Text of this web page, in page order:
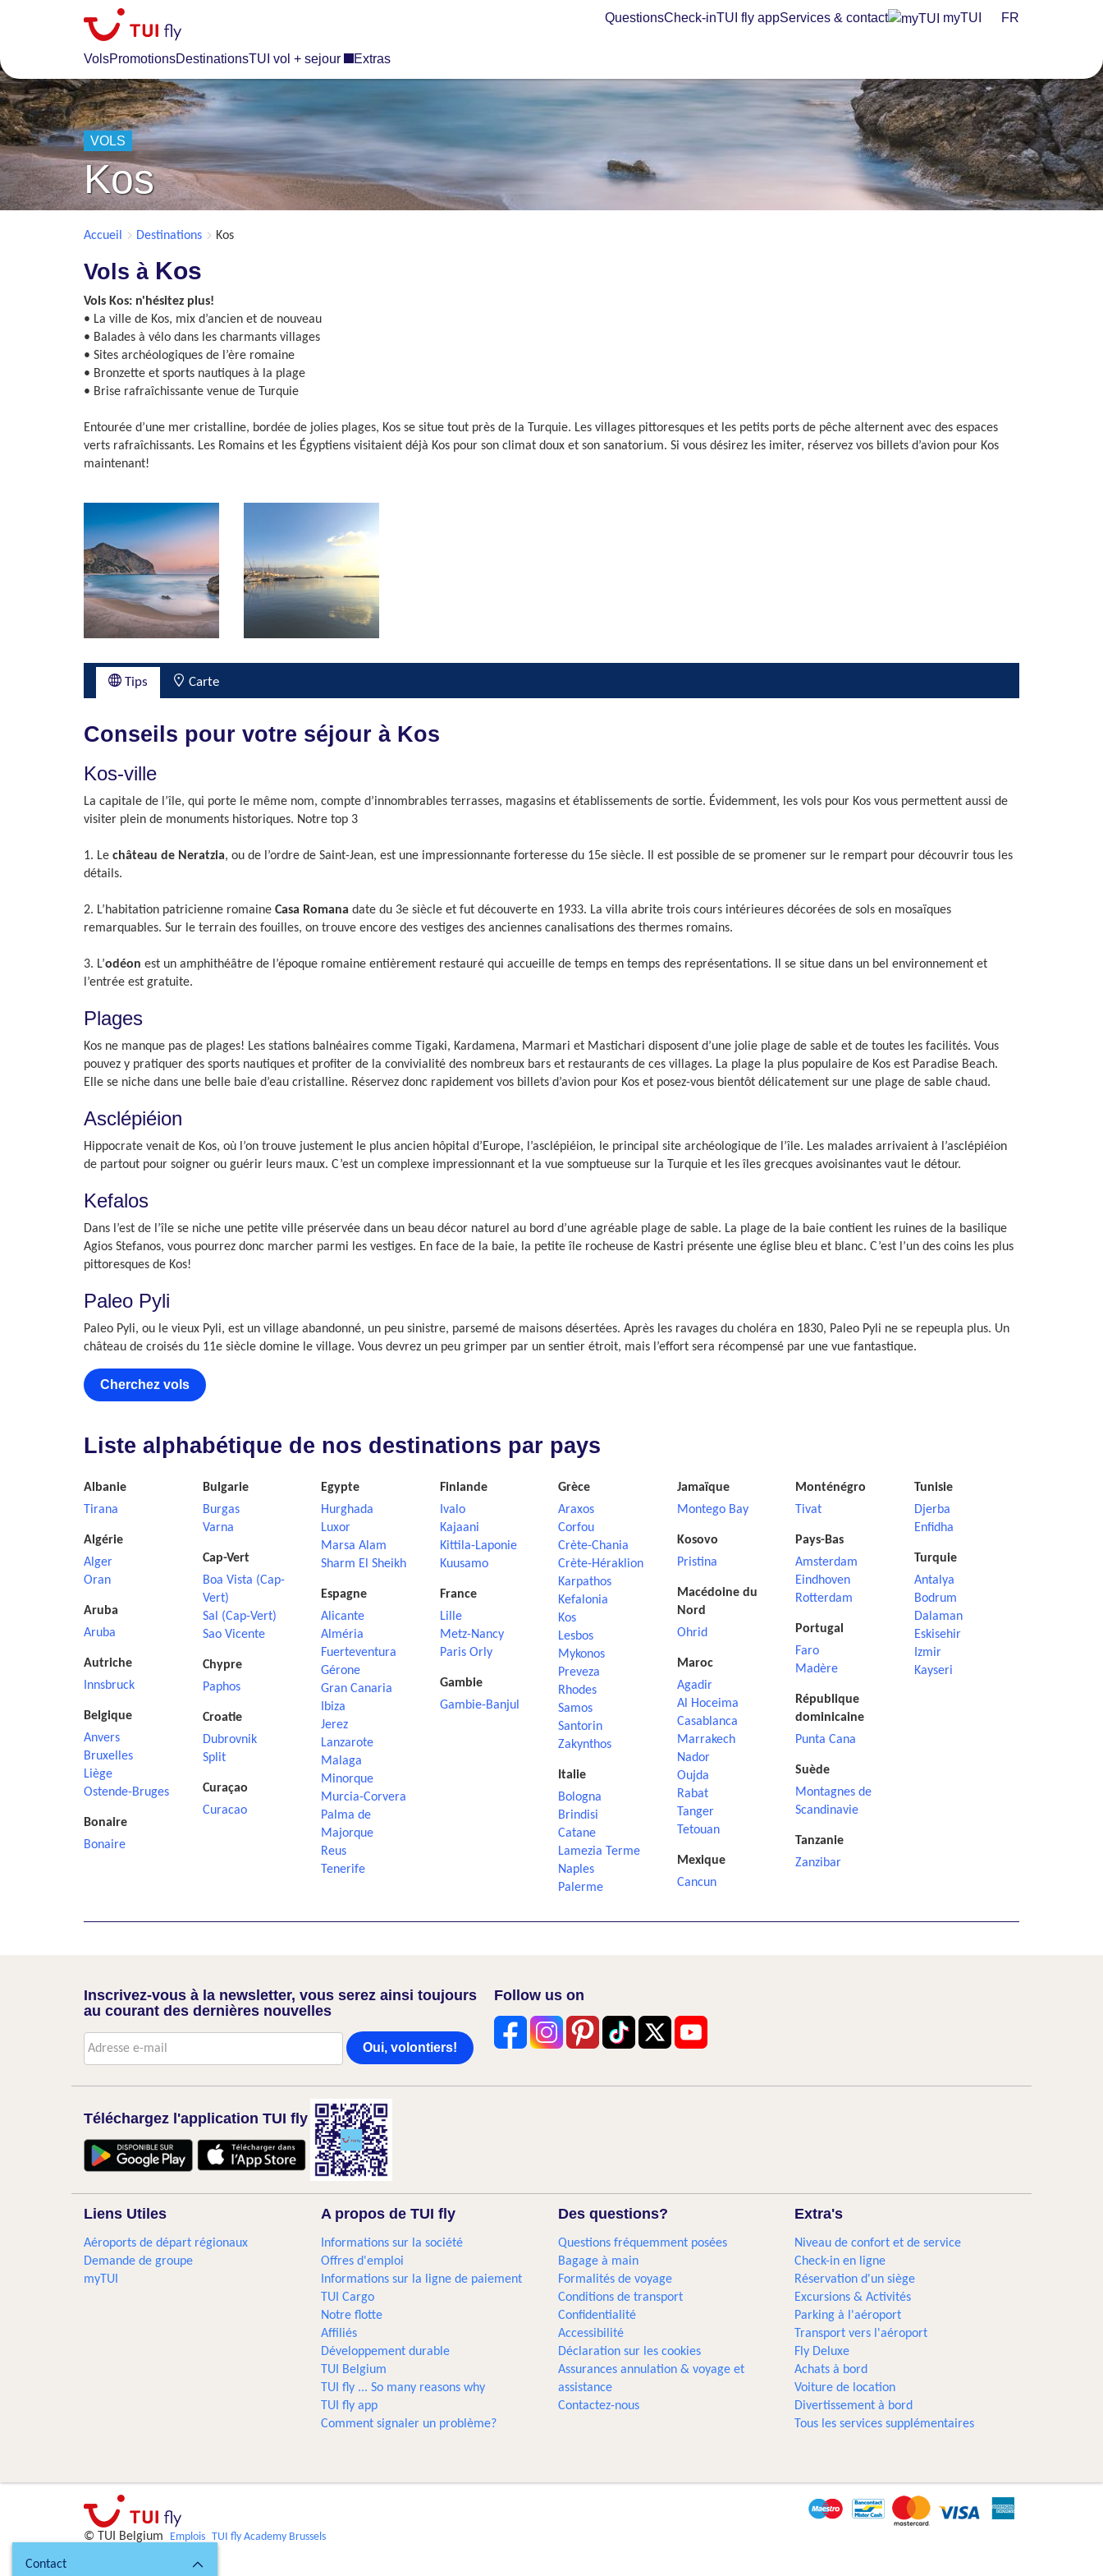
content
VolsPromotionsDestinationsTUI vol + sejour Extras
QuestionsCheck-inTUI fly appServices & contact myTUI FR
VOLS
Kos
Accueil Destinations Kos
Vols à Kos
Vols Kos: n'hésitez plus!
• La ville de Kos, mix d’ancien et de nouveau
• Balades à vélo dans les charmants villages
• Sites archéologiques de l’ère romaine
• Bronzette et sports nautiques à la plage
• Brise rafraîchissante venue de Turquie
Entourée d’une mer cristalline, bordée de jolies plages, Kos se situe tout près de la Turquie. Les villages pittoresques et les petits ports de pêche alternent avec des espaces
verts rafraîchissants. Les Romains et les Égyptiens visitaient déjà Kos pour son climat doux et son sanatorium. Si vous désirez les imiter, réservez vos billets d’avion pour Kos
maintenant!
Tips Carte
Conseils pour votre séjour à Kos
Kos-ville
La capitale de l’île, qui porte le même nom, compte d’innombrables terrasses, magasins et établissements de sortie. Évidemment, les vols pour Kos vous permettent aussi de
visiter plein de monuments historiques. Notre top 3
1. Le château de Neratzia, ou de l’ordre de Saint-Jean, est une impressionnante forteresse du 15e siècle. Il est possible de se promener sur le rempart pour découvrir tous les
détails.
2. L’habitation patricienne romaine Casa Romana date du 3e siècle et fut découverte en 1933. La villa abrite trois cours intérieures décorées de sols en mosaïques
remarquables. Sur le terrain des fouilles, on trouve encore des vestiges des anciennes canalisations des thermes romains.
3. L’odéon est un amphithéâtre de l’époque romaine entièrement restauré qui accueille de temps en temps des représentations. Il se situe dans un bel environnement et
l’entrée est gratuite.
Plages
Kos ne manque pas de plages! Les stations balnéaires comme Tigaki, Kardamena, Marmari et Mastichari disposent d’une jolie plage de sable et de toutes les facilités. Vous
pouvez y pratiquer des sports nautiques et profiter de la convivialité des nombreux bars et restaurants de ces villages. La plage la plus populaire de Kos est Paradise Beach.
Elle se niche dans une belle baie d’eau cristalline. Réservez donc rapidement vos billets d’avion pour Kos et posez-vous bientôt délicatement sur une plage de sable chaud.
Asclépiéion
Hippocrate venait de Kos, où l’on trouve justement le plus ancien hôpital d’Europe, l’asclépiéion, le principal site archéologique de l’île. Les malades arrivaient à l’asclépiéion
de partout pour soigner ou guérir leurs maux. C’est un complexe impressionnant et la vue somptueuse sur la Turquie et les îles grecques avoisinantes vaut le détour.
Kefalos
Dans l’est de l’île se niche une petite ville préservée dans un beau décor naturel au bord d’une agréable plage de sable. La plage de la baie contient les ruines de la basilique
Agios Stefanos, vous pourrez donc marcher parmi les vestiges. En face de la baie, la petite île rocheuse de Kastri présente une église bleu et blanc. C’est l’un des coins les plus
pittoresques de Kos!
Paleo Pyli
Paleo Pyli, ou le vieux Pyli, est un village abandonné, un peu sinistre, parsemé de maisons désertées. Après les ravages du choléra en 1830, Paleo Pyli ne se repeupla plus. Un
château de croisés du 11e siècle domine le village. Vous devrez un peu grimper par un sentier étroit, mais l’effort sera récompensé par une vue fantastique.
Cherchez vols
Liste alphabétique de nos destinations par pays
Albanie
Tirana
Algérie
Alger
Oran
Aruba
Aruba
Autriche
Innsbruck
Belgique
Anvers
Bruxelles
Liège
Ostende-Bruges
Bonaire
Bonaire
Bulgarie
Burgas
Varna
Cap-Vert
Boa Vista (Cap-
Vert)
Sal (Cap-Vert)
Sao Vicente
Chypre
Paphos
Croatie
Dubrovnik
Split
Curaçao
Curacao
Egypte
Hurghada
Luxor
Marsa Alam
Sharm El Sheikh
Espagne
Alicante
Alméria
Fuerteventura
Gérone
Gran Canaria
Ibiza
Jerez
Lanzarote
Malaga
Minorque
Murcia-Corvera
Palma de
Majorque
Reus
Tenerife
Finlande
Ivalo
Kajaani
Kittila-Laponie
Kuusamo
France
Lille
Metz-Nancy
Paris Orly
Gambie
Gambie-Banjul
Grèce
Araxos
Corfou
Crète-Chania
Crète-Héraklion
Karpathos
Kefalonia
Kos
Lesbos
Mykonos
Preveza
Rhodes
Samos
Santorin
Zakynthos
Italie
Bologna
Brindisi
Catane
Lamezia Terme
Naples
Palerme
Jamaïque
Montego Bay
Kosovo
Pristina
Macédoine du
Nord
Ohrid
Maroc
Agadir
Al Hoceima
Casablanca
Marrakech
Nador
Oujda
Rabat
Tanger
Tetouan
Mexique
Cancun
Monténégro
Tivat
Pays-Bas
Amsterdam
Eindhoven
Rotterdam
Portugal
Faro
Madère
République
dominicaine
Punta Cana
Suède
Montagnes de
Scandinavie
Tanzanie
Zanzibar
Tunisie
Djerba
Enfidha
Turquie
Antalya
Bodrum
Dalaman
Eskisehir
Izmir
Kayseri
Inscrivez-vous à la newsletter, vous serez ainsi toujours
au courant des dernières nouvelles
Oui, volontiers!
Follow us on
Téléchargez l'application TUI fly
Liens Utiles
Aéroports de départ régionaux
Demande de groupe
myTUI
A propos de TUI fly
Informations sur la société
Offres d'emploi
Informations sur la ligne de paiement
TUI Cargo
Notre flotte
Affiliés
Développement durable
TUI Belgium
TUI fly ... So many reasons why
TUI fly app
Comment signaler un problème?
Des questions?
Questions fréquemment posées
Bagage à main
Formalités de voyage
Conditions de transport
Confidentialité
Accessibilité
Déclaration sur les cookies
Assurances annulation & voyage et
assistance
Contactez-nous
Extra's
Niveau de confort et de service
Check-in en ligne
Réservation d'un siège
Excursions & Activités​
Parking à l'aéroport
Transport vers l'aéroport
Fly Deluxe
Achats à bord
Voiture de location
Divertissement à bord
Tous les services supplémentaires
© TUI Belgium Emplois TUI fly Academy Brussels
Contact